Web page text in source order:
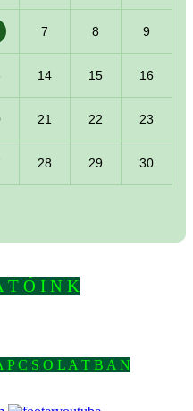
7 8 9
14 15 16
21 22 23
28 29 30
T Ó I N K
C S O L A T B A N